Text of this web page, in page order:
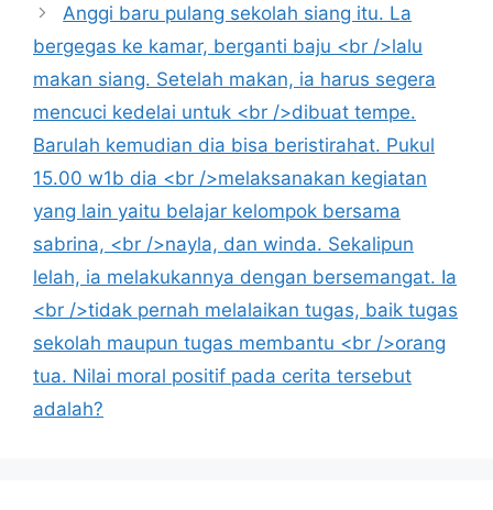
Anggi baru pulang sekolah siang itu. La
bergegas ke kamar, berganti baju <br />lalu
makan siang. Setelah makan, ia harus segera
mencuci kedelai untuk <br />dibuat tempe.
Barulah kemudian dia bisa beristirahat. Pukul
15.00 w1b dia <br />melaksanakan kegiatan
yang lain yaitu belajar kelompok bersama
sabrina, <br />nayla, dan winda. Sekalipun
lelah, ia melakukannya dengan bersemangat. Ia
<br />tidak pernah melalaikan tugas, baik tugas
sekolah maupun tugas membantu <br />orang
tua. Nilai moral positif pada cerita tersebut
adalah?